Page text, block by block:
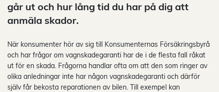
går ut och hur lång tid du har på dig att
anmäla skador.
När konsumenter hör av sig till Konsumenternas Försäkringsbyrå
och har frågor om vagnskadegaranti har de i de flesta fall råkat
ut för en skada. Frågorna handlar ofta om att den som ringer av
olika anledningar inte har någon vagnskadegaranti och därför
själv får bekosta reparationen av bilen. Till exempel kan